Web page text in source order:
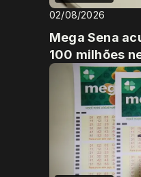
02/08/2026
Mega Sena
100 milhões